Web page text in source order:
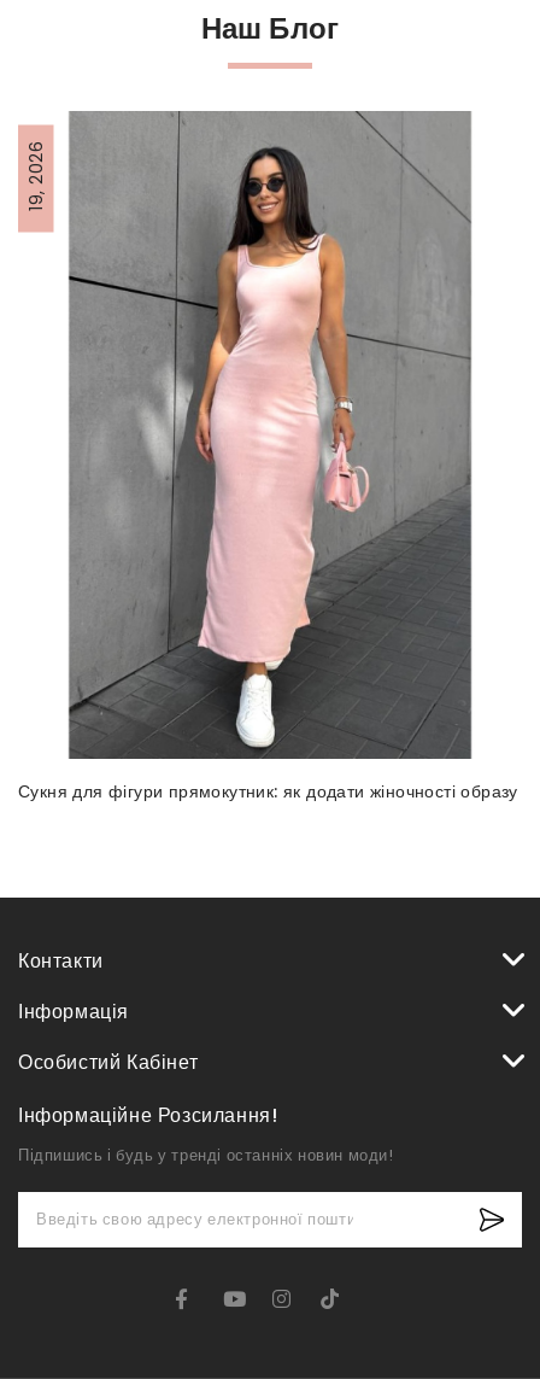
Наш Блог
19, 2026
Сукня для фігури прямокутник: як додати жіночності образу
Контакти
Інформація
Особистий Кабінет
Інформаційне Розсилання!
Підпишись і будь у тренді останніх новин моди!